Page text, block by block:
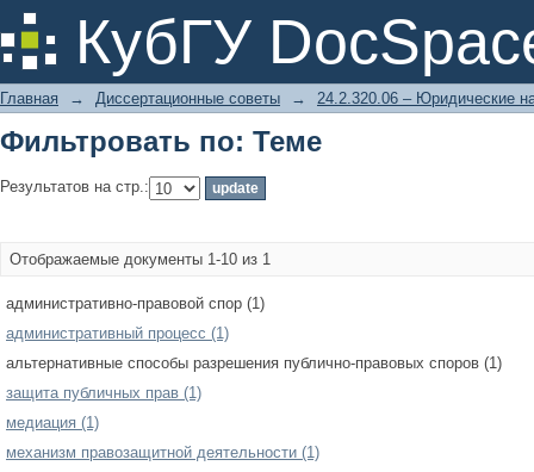
КубГУ
Фильтровать по: Теме
Главная → Диссертационные советы → 24.2.320.06 – Юридические
Фильтровать по: Теме
Результатов на стр.:
Отображаемые документы 1-10 из 1
административно-правовой спор (1)
административный процесс (1)
альтернативные способы разрешения публично-правовых споров (1)
защита публичных прав (1)
медиация (1)
механизм правозащитной деятельности (1)